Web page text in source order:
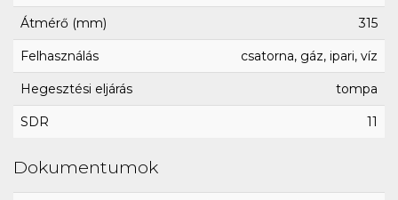
Átmérő (mm) 315
Felhasználás csatorna, gáz, ipari, víz
Hegesztési eljárás tompa
SDR 11
Dokumentumok